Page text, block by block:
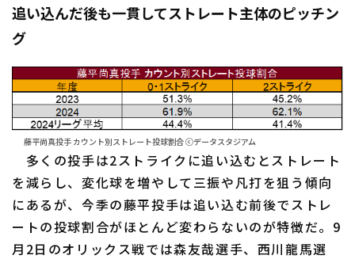
追い込んだ後も一貫してストレート主体のピッチン
グ
藤平尚真投手 カウント別ストレート投球割合 ⓒデータスタジアム
多くの投手は2ストライクに追い込むとストレート
を減らし、変化球を増やして三振や凡打を狙う傾向
にあるが、今季の藤平投手は追い込む前後でストレ
ートの投球割合がほとんど変わらないのが特徴だ。9
月2日のオリックス戦では森友哉選手、西川龍馬選